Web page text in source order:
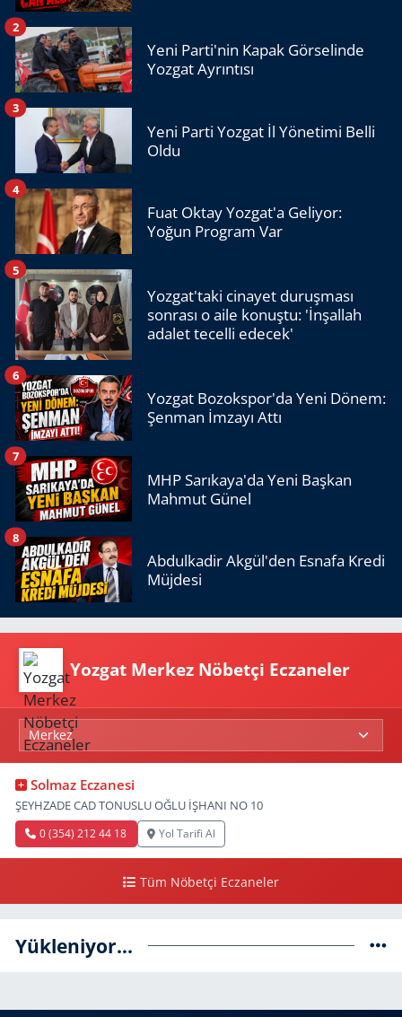
Yeni Parti'nin Kapak Görselinde
Yozgat Ayrıntısı
2
Yeni Parti Yozgat İl Yönetimi Belli
Oldu
3
Fuat Oktay Yozgat'a Geliyor:
Yoğun Program Var
4
Yozgat'taki cinayet duruşması
sonrası o aile konuştu: 'İnşallah
adalet tecelli edecek'
5
Yozgat Bozokspor'da Yeni Dönem:
Şenman İmzayı Attı
6
MHP Sarıkaya'da Yeni Başkan
Mahmut Günel
7
Abdulkadir Akgül'den Esnafa Kredi
Müjdesi
8
Yozgat Merkez Nöbetçi Eczaneler
Solmaz Eczanesi
ŞEYHZADE CAD TONUSLU OĞLU İŞHANI NO 10
0 (354) 212 44 18 Yol Tarifi Al
Tüm Nöbetçi Eczaneler
Yükleniyor...